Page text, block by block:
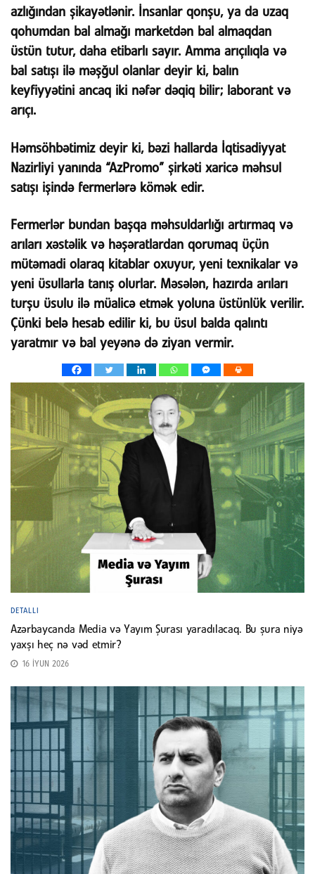
azlığından şikayətlənir. İnsanlar qonşu, ya da uzaq
qohumdan bal almağı marketdən bal almaqdan
üstün tutur, daha etibarlı sayır. Amma arıçılıqla və
bal satışı ilə məşğul olanlar deyir ki, balın
keyfiyyətini ancaq iki nəfər dəqiq bilir; laborant və
arıçı.
Həmsöhbətimiz deyir ki, bəzi hallarda İqtisadiyyat
Nazirliyi yanında “AzPromo” şirkəti xaricə məhsul
satışı işində fermerlərə kömək edir.
Fermerlər bundan başqa məhsuldarlığı artırmaq və
arıları xəstəlik və həşəratlardan qorumaq üçün
mütəmadi olaraq kitablar oxuyur, yeni texnikalar və
yeni üsullarla tanış olurlar. Məsələn, hazırda arıları
turşu üsulu ilə müalicə etmək yoluna üstünlük verilir.
Çünki belə hesab edilir ki, bu üsul balda qalıntı
yaratmır və bal yeyənə də ziyan vermir.
DETALLI
Azərbaycanda Media və Yayım Şurası yaradılacaq. Bu şura niyə
yaxşı heç nə vəd etmir?
16 İYUN 2026